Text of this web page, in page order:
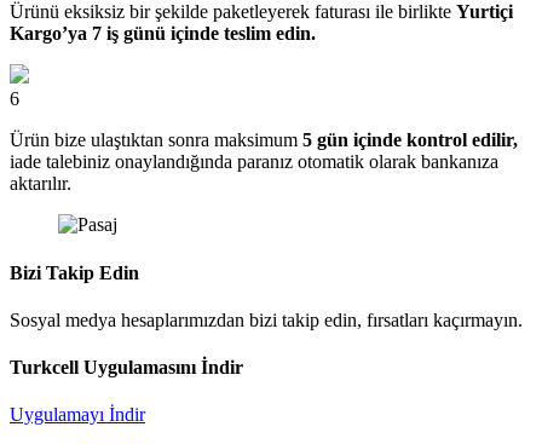
Ürünü eksiksiz bir şekilde paketleyerek faturası ile birlikte Yurtiçi
Kargo’ya 7 iş günü içinde teslim edin.
6
Ürün bize ulaştıktan sonra maksimum 5 gün içinde kontrol edilir,
iade talebiniz onaylandığında paranız otomatik olarak bankanıza
aktarılır.
Bizi Takip Edin
Sosyal medya hesaplarımızdan bizi takip edin, fırsatları kaçırmayın.
Turkcell Uygulamasını İndir
Uygulamayı İndir